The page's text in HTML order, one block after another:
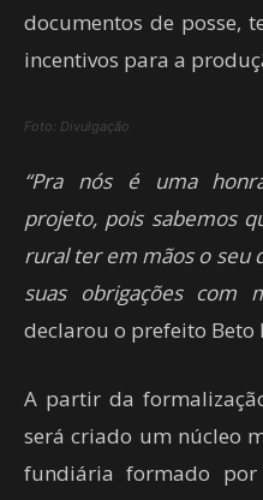
documentos de posse,
incentivos para a
Foto: Divulgação
“Pra nós é uma
projeto, pois sabemos
rural ter em mãos o seu
suas obrigações com
declarou o prefeito Beto
A partir da
será criado um núcleo
fundiária formado por